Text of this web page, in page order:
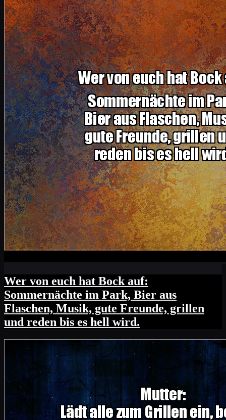
Wer von euch hat Bock auf:
Sommernächte im Park, Bier aus
Flaschen, Musik, gute Freunde, grillen
und reden bis es hell wird.